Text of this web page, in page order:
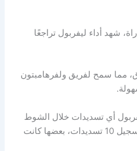
المباراة، شهد أداء ليفربول تراجعًا
مما سمح لفريق ولفرهامبتون
أي تسديدات خلال الشوط
الثاني، تمكن فريق الذئاب من تسجيل 10 تسديدات، بعضها كانت